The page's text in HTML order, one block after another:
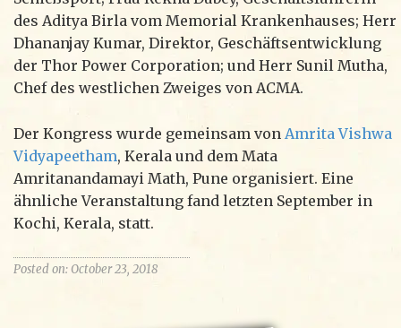
des Aditya Birla vom Memorial Krankenhauses; Herr
Dhananjay Kumar, Direktor, Geschäftsentwicklung
der Thor Power Corporation; und Herr Sunil Mutha,
Chef des westlichen Zweiges von ACMA.
Der Kongress wurde gemeinsam von Amrita Vishwa
Vidyapeetham, Kerala und dem Mata
Amritanandamayi Math, Pune organisiert. Eine
ähnliche Veranstaltung fand letzten September in
Kochi, Kerala, statt.
Posted on: October 23, 2018